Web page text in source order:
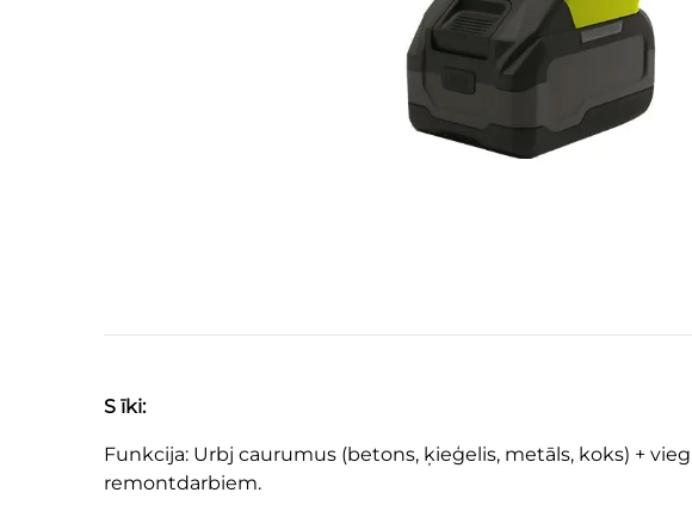
S īki:
Funkcija: Urbj caurumus (betons, ķieģelis, metāls, koks) +
remontdarbiem.